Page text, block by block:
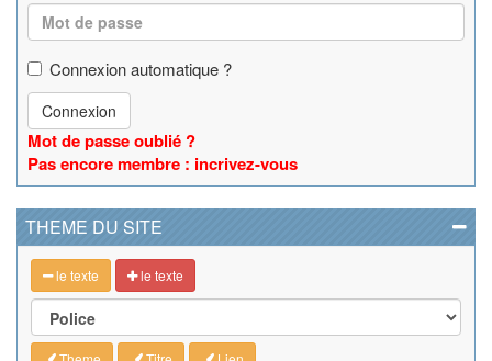
Connexion automatique ?
Connexion
Mot de passe oublié ?
Pas encore membre : incrivez-vous
THEME DU SITE
le texte le texte